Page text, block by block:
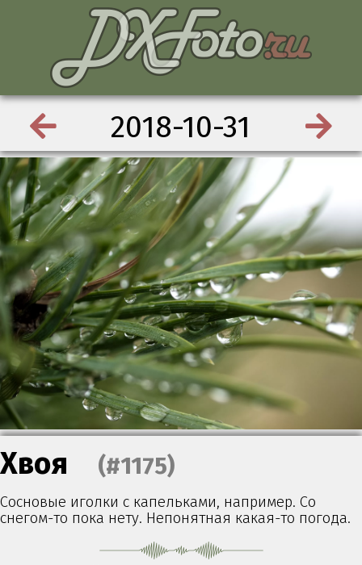
2018-10-31
Хвоя (#1175)
Сосновые иголки с капельками, например. Со
снегом-то пока нету. Непонятная какая-то погода.